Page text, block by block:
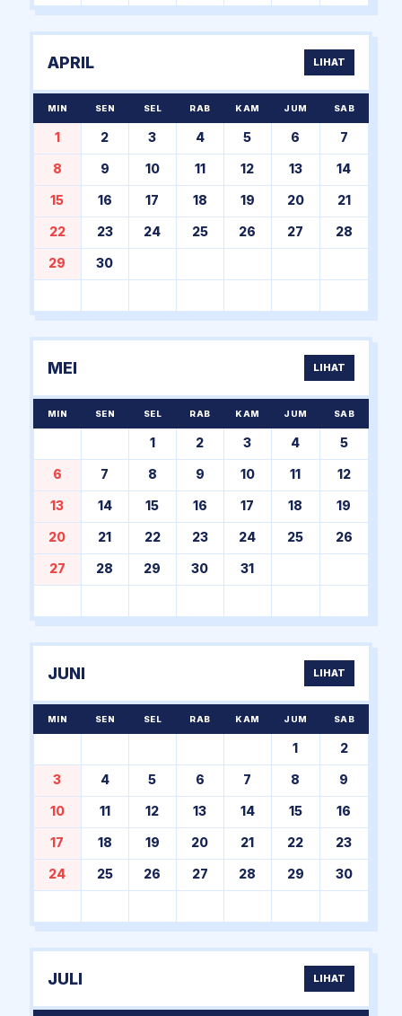
APRIL LIHAT
MIN SEN SEL RAB KAM JUM SAB
1 2 3 4 5 6 7
8 9 10 11 12 13 14
15 16 17 18 19 20 21
22 23 24 25 26 27 28
29 30
MEI LIHAT
MIN SEN SEL RAB KAM JUM SAB
1 2 3 4 5
6 7 8 9 10 11 12
13 14 15 16 17 18 19
20 21 22 23 24 25 26
27 28 29 30 31
JUNI LIHAT
MIN SEN SEL RAB KAM JUM SAB
1 2
3 4 5 6 7 8 9
10 11 12 13 14 15 16
17 18 19 20 21 22 23
24 25 26 27 28 29 30
JULI LIHAT